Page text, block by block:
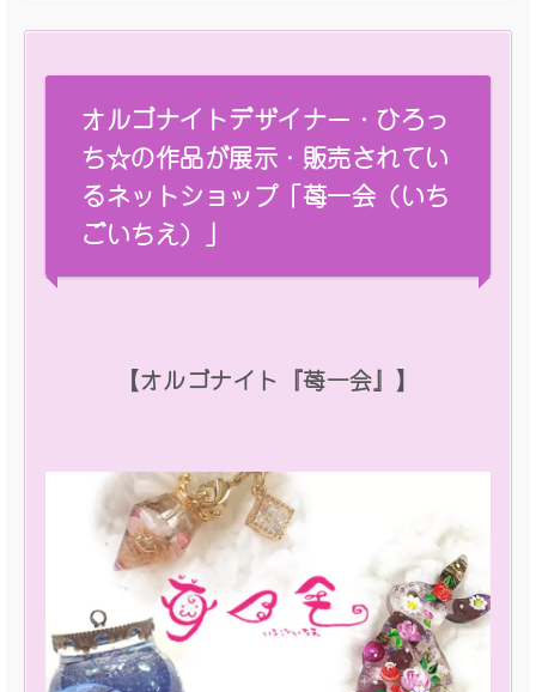
オルゴナイトデザイナー・ひろっ
ち☆の作品が展示・販売されてい
るネットショップ「苺一会（いち
ごいちえ）」
【オルゴナイト『苺一会』】